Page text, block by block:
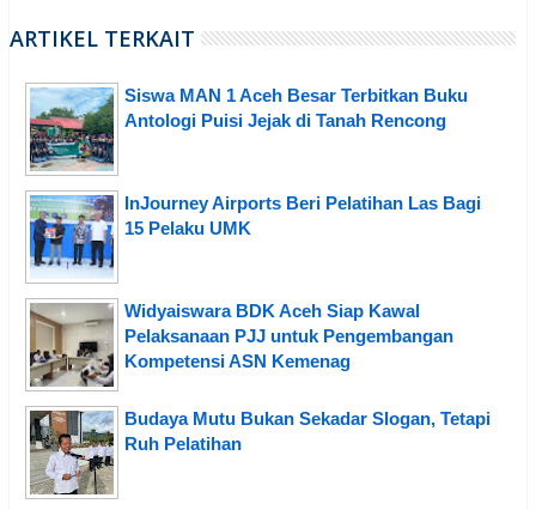
ARTIKEL TERKAIT
Siswa MAN 1 Aceh Besar Terbitkan Buku
Antologi Puisi Jejak di Tanah Rencong
InJourney Airports Beri Pelatihan Las Bagi
15 Pelaku UMK
Widyaiswara BDK Aceh Siap Kawal
Pelaksanaan PJJ untuk Pengembangan
Kompetensi ASN Kemenag
Budaya Mutu Bukan Sekadar Slogan, Tetapi
Ruh Pelatihan